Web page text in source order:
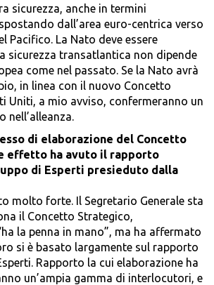
sicurezza, anche in termini
dall’area euro-centrica verso
Pacifico. La Nato deve essere
sicurezza transatlantica non dipende
come nel passato. Se la Nato avrà
in linea con il nuovo Concetto
Uniti, a mio avviso, confermeranno un
nell’alleanza.
di elaborazione del Concetto
effetto ha avuto il rapporto
di Esperti presieduto dalla
molto forte. Il Segretario Generale sta
il Concetto Strategico,
la penna in mano”, ma ha affermato
si è basato largamente sul rapporto
Rapporto la cui elaborazione ha
un’ampia gamma di interlocutori, e